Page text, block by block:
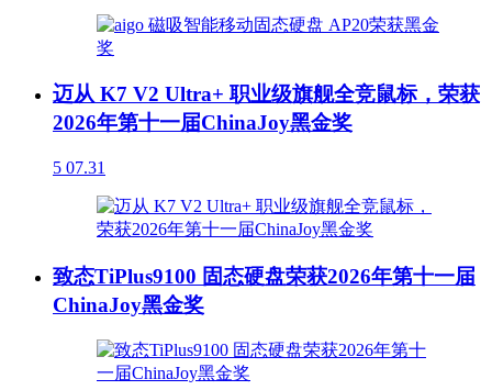
迈从 K7 V2 Ultra+ 职业级旗舰全竞鼠标，荣获
2026年第十一届ChinaJoy黑金奖
5 07.31
致态TiPlus9100 固态硬盘荣获2026年第十一届
ChinaJoy黑金奖